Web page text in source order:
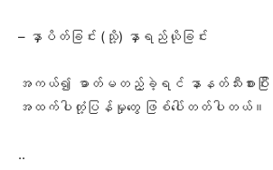
– နှာပိတ်ခြင်း (သို့) နှာရည်ယိုခြင်း
အကယ်၍ ဓာတ်မတည့်ခဲ့ရင် နာနတ်သီးစားပ
အထက်ပါတုံ့ပြန်မှုတွေ ဖြစ်ပေါ်တတ်ပါတယ်။
..